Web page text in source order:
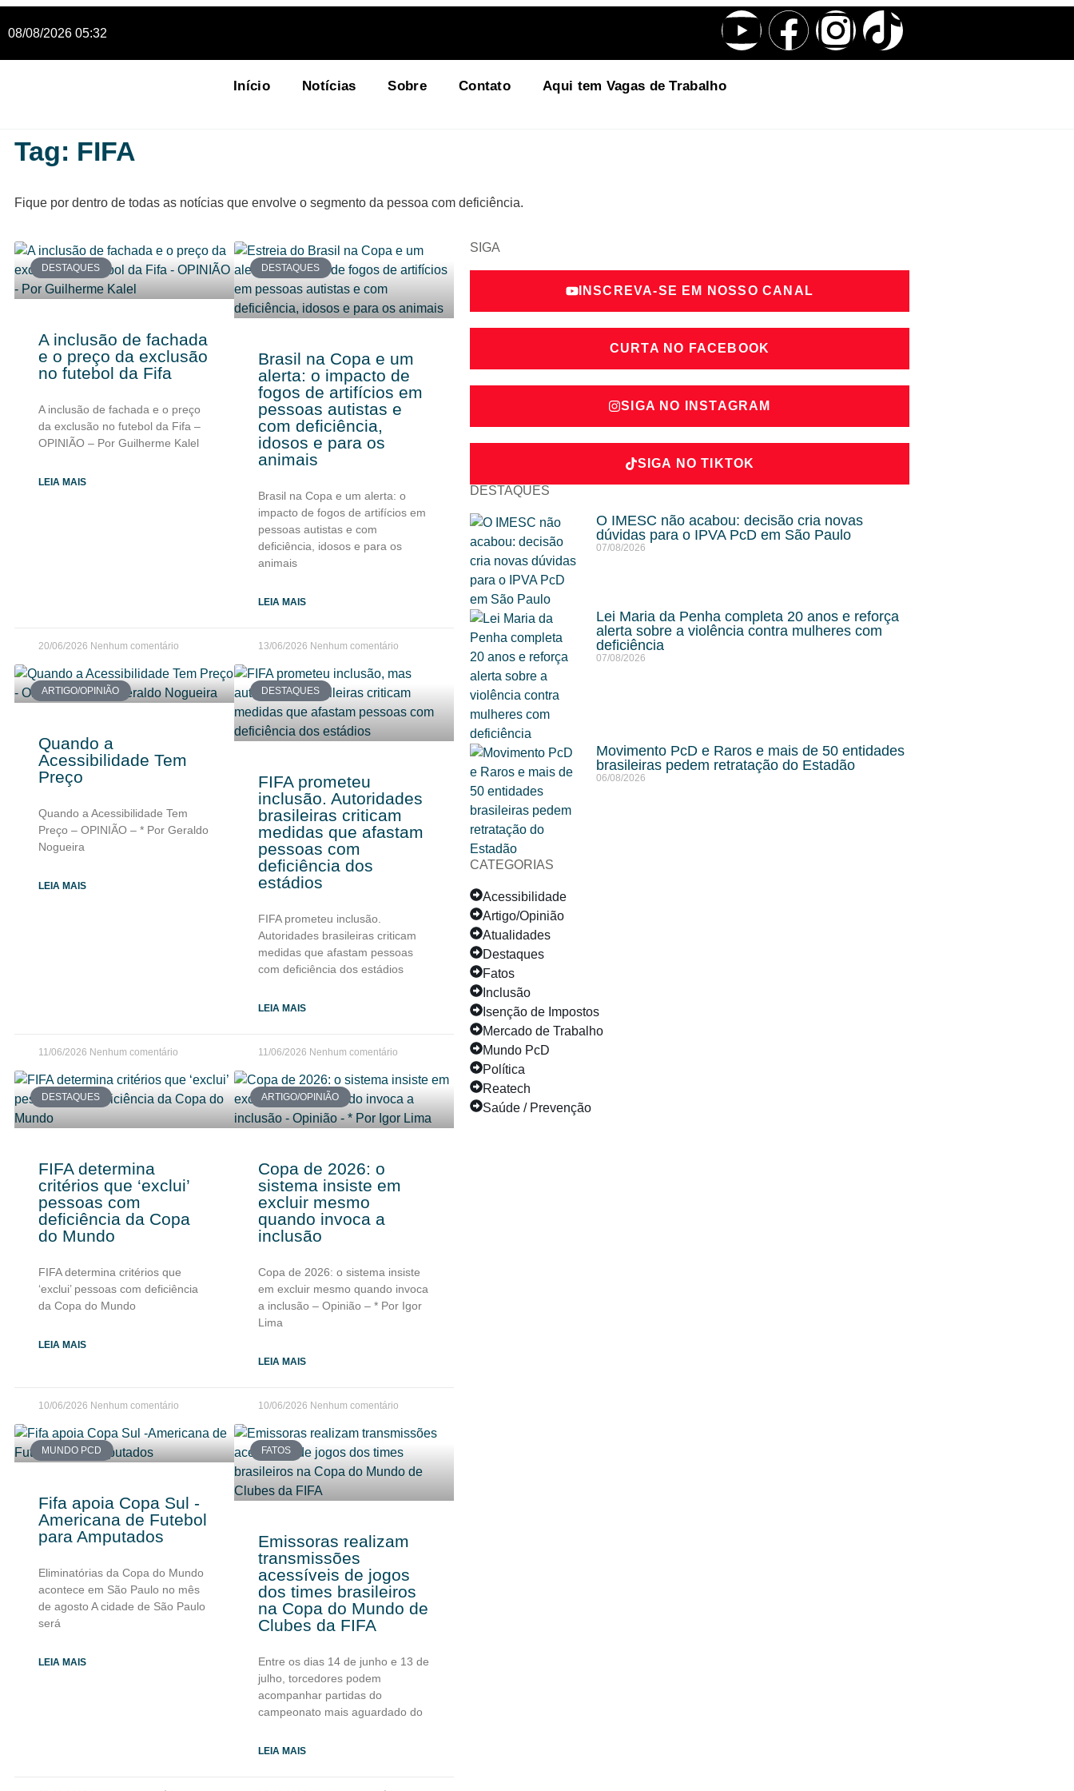
08/08/2026 05:32
Início Notícias Sobre Contato Aqui tem Vagas de Trabalho
Tag: FIFA
Fique por dentro de todas as notícias que envolve o segmento da pessoa com deficiência.
DESTAQUES
A inclusão de fachada
e o preço da exclusão
no futebol da Fifa
A inclusão de fachada e o preço
da exclusão no futebol da Fifa –
OPINIÃO – Por Guilherme Kalel
LEIA MAIS
20/06/2026 Nenhum comentário
DESTAQUES
Brasil na Copa e um
alerta: o impacto de
fogos de artifícios em
pessoas autistas e
com deficiência,
idosos e para os
animais
Brasil na Copa e um alerta: o
impacto de fogos de artifícios em
pessoas autistas e com
deficiência, idosos e para os
animais
LEIA MAIS
13/06/2026 Nenhum comentário
ARTIGO/OPINIÃO
Quando a
Acessibilidade Tem
Preço
Quando a Acessibilidade Tem
Preço – OPINIÃO – * Por Geraldo
Nogueira
LEIA MAIS
11/06/2026 Nenhum comentário
DESTAQUES
FIFA prometeu
inclusão. Autoridades
brasileiras criticam
medidas que afastam
pessoas com
deficiência dos
estádios
FIFA prometeu inclusão.
Autoridades brasileiras criticam
medidas que afastam pessoas
com deficiência dos estádios
LEIA MAIS
11/06/2026 Nenhum comentário
DESTAQUES
FIFA determina
critérios que ‘exclui’
pessoas com
deficiência da Copa
do Mundo
FIFA determina critérios que
‘exclui’ pessoas com deficiência
da Copa do Mundo
LEIA MAIS
10/06/2026 Nenhum comentário
ARTIGO/OPINIÃO
Copa de 2026: o
sistema insiste em
excluir mesmo
quando invoca a
inclusão
Copa de 2026: o sistema insiste
em excluir mesmo quando invoca
a inclusão – Opinião – * Por Igor
Lima
LEIA MAIS
10/06/2026 Nenhum comentário
MUNDO PCD
Fifa apoia Copa Sul -
Americana de Futebol
para Amputados
Eliminatórias da Copa do Mundo
acontece em São Paulo no mês
de agosto A cidade de São Paulo
será
LEIA MAIS
FATOS
Emissoras realizam
transmissões
acessíveis de jogos
dos times brasileiros
na Copa do Mundo de
Clubes da FIFA
Entre os dias 14 de junho e 13 de
julho, torcedores podem
acompanhar partidas do
campeonato mais aguardado do
LEIA MAIS
SIGA
INSCREVA-SE EM NOSSO CANAL
CURTA NO FACEBOOK
SIGA NO INSTAGRAM
SIGA NO TIKTOK
DESTAQUES
O IMESC não acabou: decisão cria novas
dúvidas para o IPVA PcD em São Paulo
07/08/2026
Lei Maria da Penha completa 20 anos e reforça
alerta sobre a violência contra mulheres com
deficiência
07/08/2026
Movimento PcD e Raros e mais de 50 entidades
brasileiras pedem retratação do Estadão
06/08/2026
CATEGORIAS
Acessibilidade
Artigo/Opinião
Atualidades
Destaques
Fatos
Inclusão
Isenção de Impostos
Mercado de Trabalho
Mundo PcD
Política
Reatech
Saúde / Prevenção